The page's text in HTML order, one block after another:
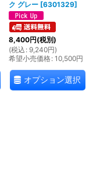
ク グレー [6301329]
8,400円(税別)
(税込 : 9,240円)
希望小売価格: 10,500円
オプション選択